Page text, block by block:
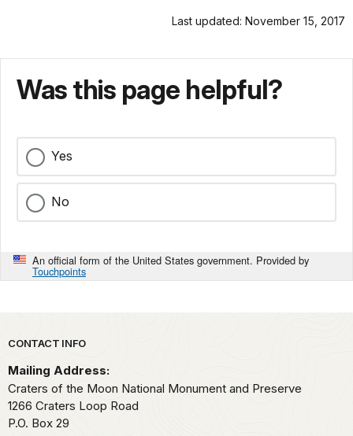
Last updated: November 15, 2017
Was this page helpful?
Yes
No
An official form of the United States government. Provided by
Touchpoints
Park footer
CONTACT INFO
Mailing Address:
Craters of the Moon National Monument and Preserve
1266 Craters Loop Road
P.O. Box 29